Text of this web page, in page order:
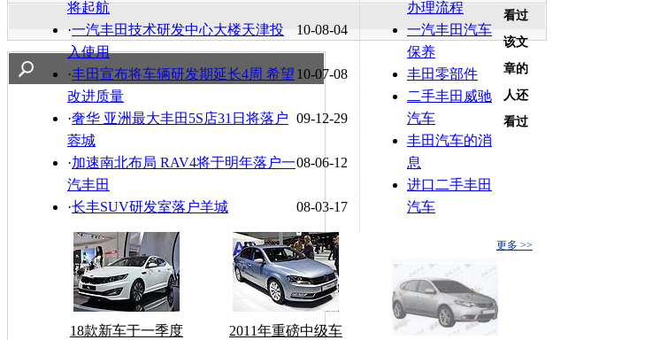
将起航
10-08-04
·一汽丰田技术研发中心大楼天津投
入使用
10-07-08
·丰田宣布将车辆研发期延长4周 希望
改进质量
09-12-29
·奢华 亚洲最大丰田5S店31日将落户
蓉城
08-06-12
·加速南北布局 RAV4将于明年落户一
汽丰田
08-03-17
·长丰SUV研发室落户羊城
办理流程
一汽丰田汽车
保养
丰田零部件
二手丰田威驰
汽车
丰田汽车的消
息
进口二手丰田
汽车
更多 >>
看过
该文
章的
人还
看过
18款新车于一季度
2011年重磅中级车